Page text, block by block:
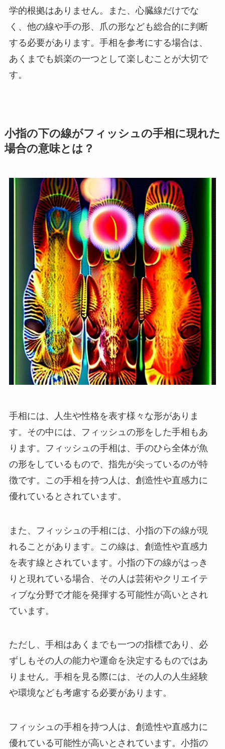
学的根拠はありません。また、心臓線だけでな
く、他の線や手の形、爪の形なども総合的に判断
する必要があります。手相を参考にする場合は、
あくまでも娯楽の一つとして楽しむことが大切で
す。
小指の下の線がフィッシュの手相に現れた
場合の意味とは？
手相には、人生や性格を表す様々な形がありま
す。その中には、フィッシュの形をした手相もあ
ります。フィッシュの手相は、手のひら全体が魚
の形をしているもので、指先が尖っているのが特
徴です。この手相を持つ人は、創造性や直感力に
優れているとされています。
また、フィッシュの手相には、小指の下の線が現
れることがあります。この線は、創造性や直感力
を表す線とされています。小指の下の線がはっき
りと現れている場合、その人は芸術やクリエイテ
ィブな分野で才能を発揮する可能性が高いとされ
ています。
ただし、手相はあくまでも一つの指標であり、必
ずしもその人の能力や運命を決定するものではあ
りません。手相を見る際には、その人の人生経験
や環境なども考慮する必要があります。
フィッシュの手相を持つ人は、創造性や直感力に
優れている可能性が高いとされています。小指の